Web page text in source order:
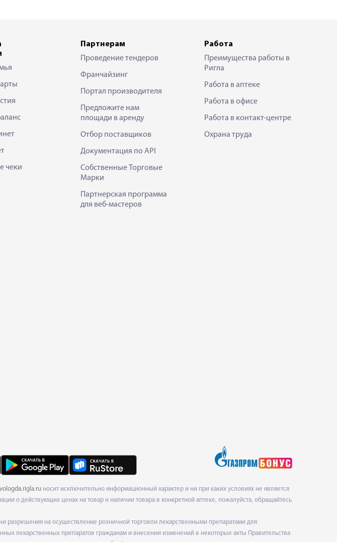
чеки
Партнерам
Проведение тендеров
Франчайзинг
Портал производителя
Предложите нам
площади в аренду
Отбор поставщиков
Документация по API
Собственные Торговые
Марки
Партнерская программа
для веб-мастеров
Работа
Преимущества работы в
Ригла
Работа в аптеке
Работа в офисе
Работа в контакт-центре
Охрана труда
vologda.rigla.ru носит исключительно информационный характер и ни при каких условиях не является
о действующих ценах на товар и наличии товара в конкретной аптеке, пожалуйста, обращайтесь
на осуществление розничной торговли лекарственными препаратами для
лекарственных препаратов гражданам и внесении изменений в некоторые акты Правительства